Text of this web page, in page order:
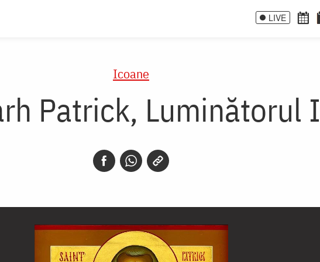
LIVE
Icoane
Patrick, Luminătorul